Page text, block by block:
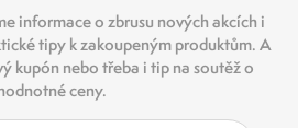
informace o zbrusu nových akcích i
tipy k zakoupeným produktům. A
kupón nebo třeba i tip na soutěž o
ceny.